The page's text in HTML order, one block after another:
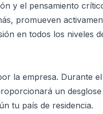
y el pensamiento
promueven
en todos los niveles
la empresa. Durante
un
tu país de residencia.